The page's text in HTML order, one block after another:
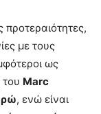
με τους
ως
Marc
, ενώ είναι